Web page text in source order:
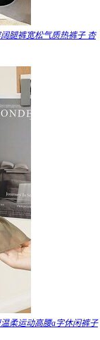
腿裤宽松气质热裤子 杏
柔运动高腰a字休闲裤子